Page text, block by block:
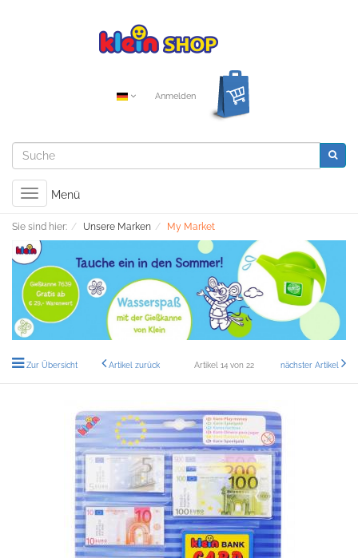
Anmelden
Toggle
navigation
Menü
Sie sind hier: Unsere Marken My Market
Zur Übersicht Artikel zurück Artikel 14 von 22 nächster Artikel